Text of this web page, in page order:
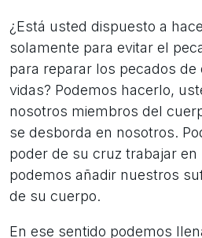
¿Está usted dispuesto a
solamente para evitar el
para reparar los pecados
vidas? Podemos hacerlo,
nosotros miembros del
se desborda en nosotros.
poder de su cruz trabajar
podemos añadir nuestros
de su cuerpo.
En ese sentido podemos